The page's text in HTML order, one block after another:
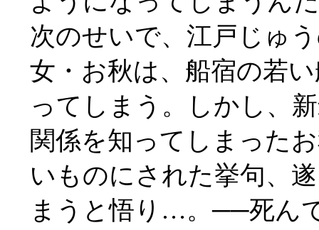
次のせいで、江戸じゅ
女・お秋は、船宿の若
ってしまう。しかし、
関係を知ってしまった
いものにされた挙句、
まうと悟り…。──死ん